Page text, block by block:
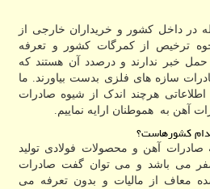
در داخل کشور و خریداران خارجی از
ترخیص از کمرگات کشور و تعرفه
خبر ندارند و درصدد آن هستند که
سازه های فلزی بدست بیاورند. ما
هرچند اندک از شیوه صادرات
آهن به هموطنان ارایه نماییم.
کشورهاست؟
صادرات آهن و محصولات فولادی تولید
صفر می باشد و می توان گفت صادرات
معاف از مالیات و بدون تعرفه می